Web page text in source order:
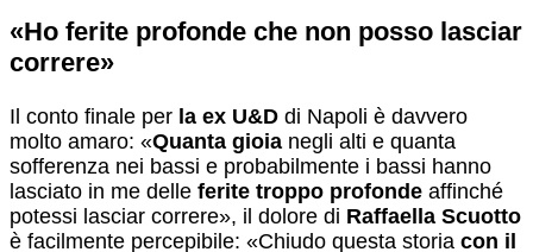
«Ho ferite profonde che non posso lasciar
correre»
Il conto finale per la ex U&D di Napoli è davvero
molto amaro: «Quanta gioia negli alti e quanta
sofferenza nei bassi e probabilmente i bassi hanno
lasciato in me delle ferite troppo profonde affinché
potessi lasciar correre», il dolore di Raffaella Scuotto
è facilmente percepibile: «Chiudo questa storia con il